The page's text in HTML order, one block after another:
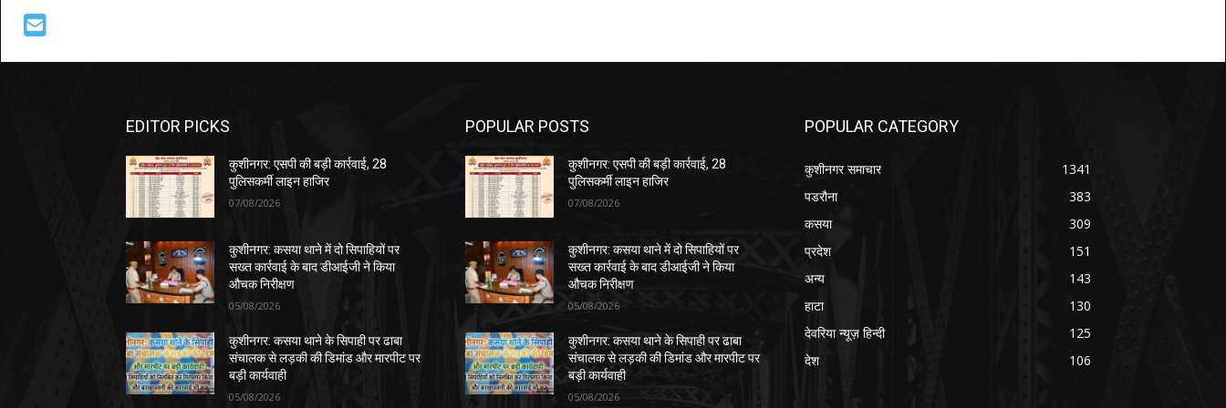
EDITOR PICKS
कुशीनगर: एसपी की बड़ी कार्रवाई, 28
पुलिसकर्मी लाइन हाजिर
07/08/2026
कुशीनगर: कसया थाने में दो सिपाहियों पर
सख्त कार्रवाई के बाद डीआईजी ने किया
औचक निरीक्षण
05/08/2026
कुशीनगर: कसया थाने के सिपाही पर ढाबा
संचालक से लड़की की डिमांड और मारपीट पर
बड़ी कार्यवाही
05/08/2026
POPULAR POSTS
कुशीनगर: एसपी की बड़ी कार्रवाई, 28
पुलिसकर्मी लाइन हाजिर
07/08/2026
कुशीनगर: कसया थाने में दो सिपाहियों पर
सख्त कार्रवाई के बाद डीआईजी ने किया
औचक निरीक्षण
05/08/2026
कुशीनगर: कसया थाने के सिपाही पर ढाबा
संचालक से लड़की की डिमांड और मारपीट पर
बड़ी कार्यवाही
05/08/2026
POPULAR CATEGORY
कुशीनगर समाचार
1341
पडरौना
383
कसया
309
प्रदेश
151
अन्य
143
हाटा
130
देवरिया न्यूज़ हिन्दी
125
देश
106